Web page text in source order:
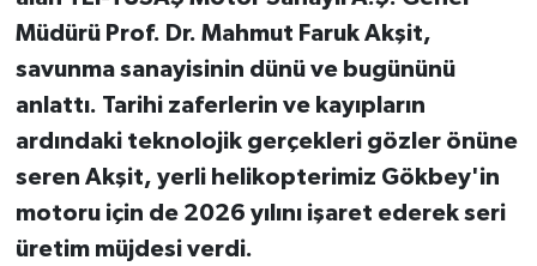
Müdürü Prof. Dr. Mahmut Faruk Akşit,
savunma sanayisinin dünü ve bugününü
anlattı. Tarihi zaferlerin ve kayıpların
ardındaki teknolojik gerçekleri gözler önüne
seren Akşit, yerli helikopterimiz Gökbey'in
motoru için de 2026 yılını işaret ederek seri
üretim müjdesi verdi.